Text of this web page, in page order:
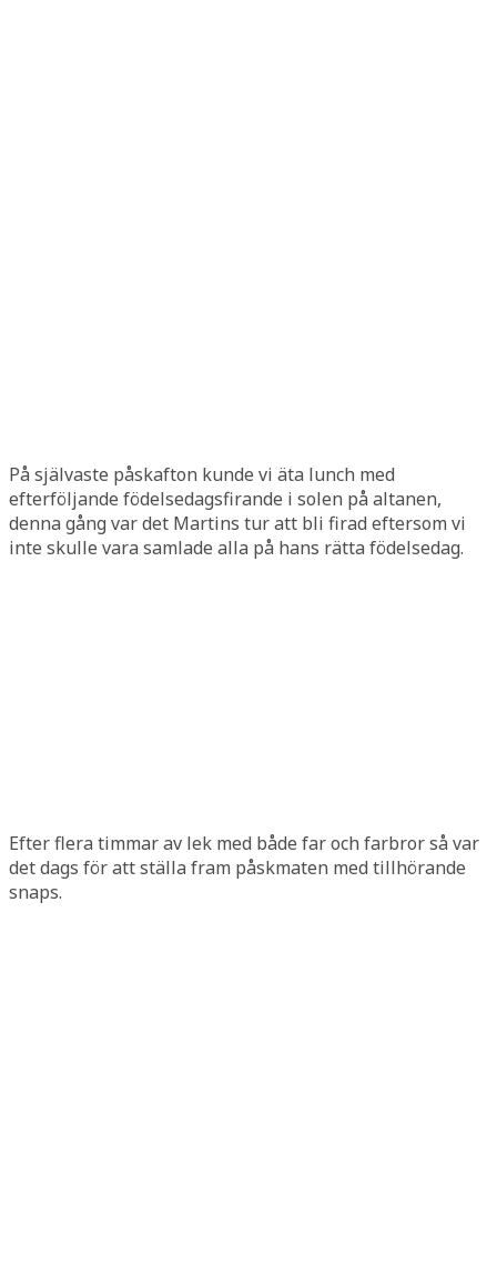
På självaste påskafton kunde vi äta lunch med
efterföljande födelsedagsfirande i solen på altanen,
denna gång var det Martins tur att bli firad eftersom vi
inte skulle vara samlade alla på hans rätta födelsedag.
Efter flera timmar av lek med både far och farbror så var
det dags för att ställa fram påskmaten med tillhörande
snaps.